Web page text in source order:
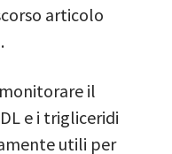
articolo
il
e i trigliceridi
utili per